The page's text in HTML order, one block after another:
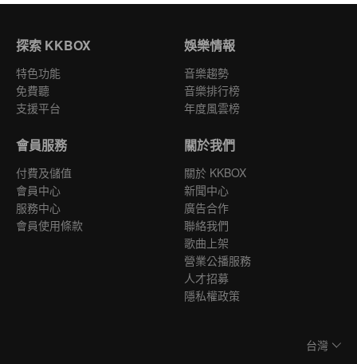
探索 KKBOX
特色功能
免費聽
支援平台
娛樂情報
音樂趨勢
音樂排行榜
年度風雲榜
會員服務
付費及儲值
會員中心
服務中心
會員使用條款
關於我們
關於 KKBOX
新聞中心
廣告合作
聯絡我們
歌曲上架
營業公播服務
人才招募
隱私權政策
台灣